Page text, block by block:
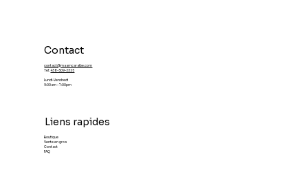
Contact
contact@maamcaraibe.com
Tel:438-509-2325
Lundi-Vendredi
9:00am - 7:00pm
Liens rapides
Boutique
Vente en gros
Contact
FAQ